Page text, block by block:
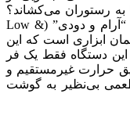
به رستوران می‌کشاند؟
راز این طعم منحصر‌به‌فرد در تکنیک پخت “آرام و دودی” (Low &
ابزاری است که این
دستگاه فقط یک فر
حرارت غیرمستقیم و
بی‌نظیر به گوشت